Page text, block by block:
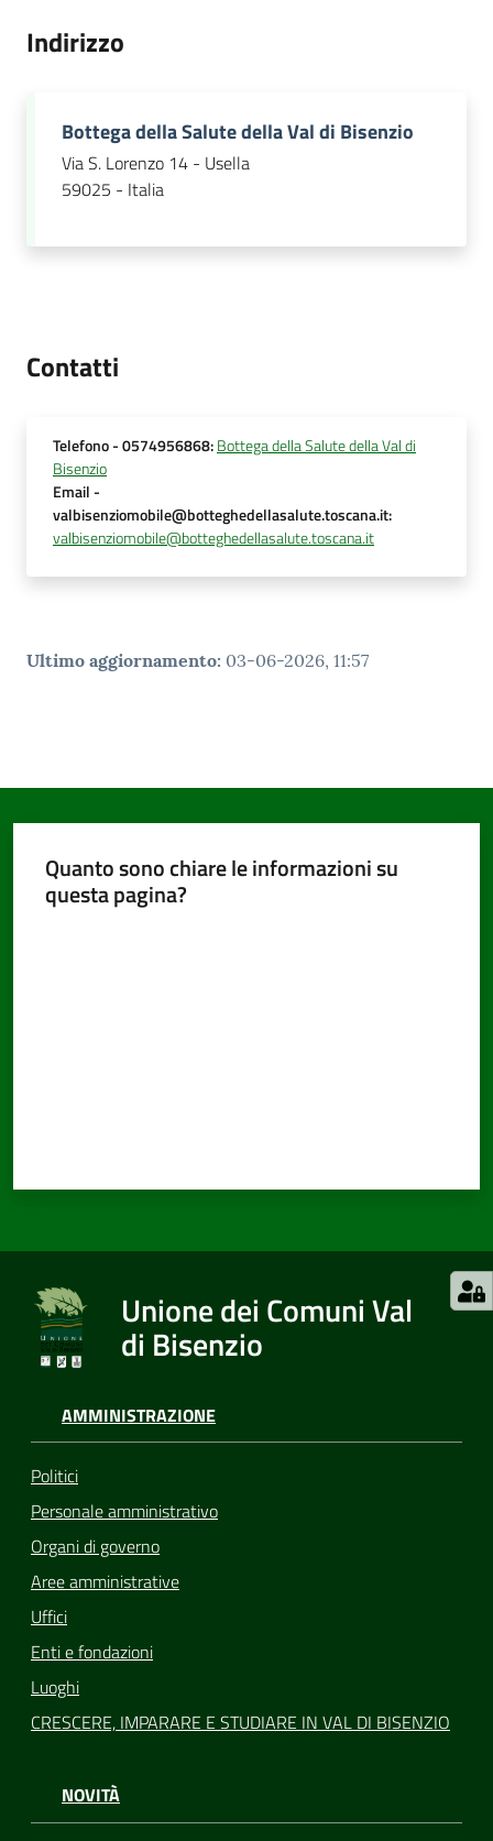
Indirizzo
Bottega della Salute della Val di Bisenzio
Via S. Lorenzo 14 - Usella
59025 - Italia
Contatti
Telefono- 0574956868:Bottega della Salute della Val di
Bisenzio
Email-
valbisenziomobile@botteghedellasalute.toscana.it:
valbisenziomobile@botteghedellasalute.toscana.it
Ultimo aggiornamento: 03-06-2026, 11:57
Quanto sono chiare le informazioni su
questa pagina?
Unione dei Comuni Val
di Bisenzio
AMMINISTRAZIONE
Politici
Personale amministrativo
Organi di governo
Aree amministrative
Uffici
Enti e fondazioni
Luoghi
CRESCERE, IMPARARE E STUDIARE IN VAL DI BISENZIO
NOVITÀ